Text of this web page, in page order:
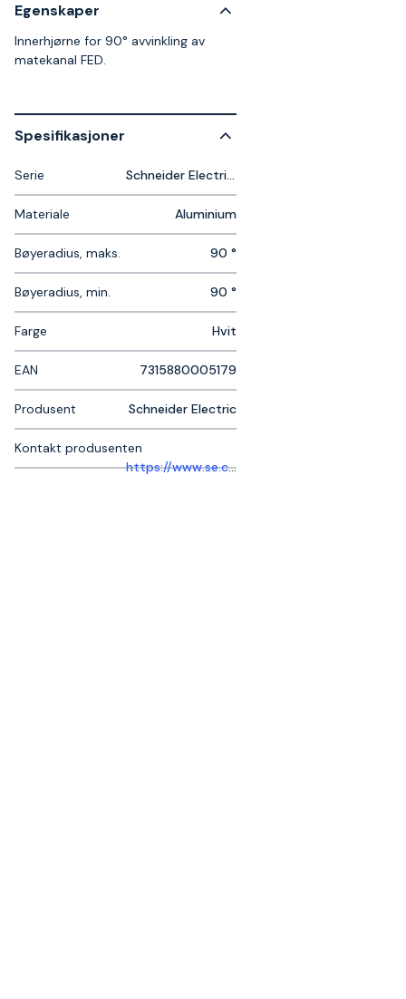
Egenskaper
Innerhjørne for 90° avvinkling av
matekanal FED.
Spesifikasjoner
Serie Schneider Electric Thorsman
Materiale Aluminium
Bøyeradius, maks. 90 °
Bøyeradius, min. 90 °
Farge Hvit
EAN 7315880005179
Produsent Schneider Electric
Kontakt produsenten
https://www.se.com/se/sv/work/support/